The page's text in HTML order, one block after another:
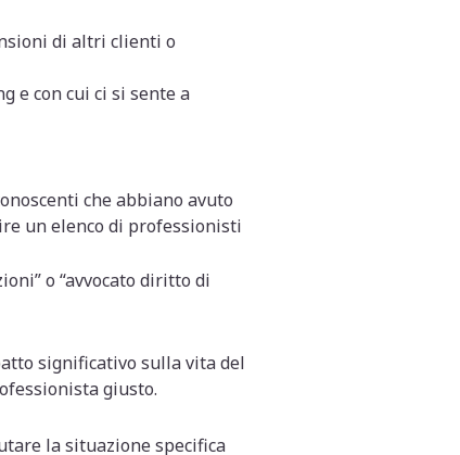
di altri clienti o
e con cui ci si sente a
che abbiano avuto
un elenco di professionisti
o “avvocato diritto di
significativo sulla vita del
giusto.
la situazione specifica